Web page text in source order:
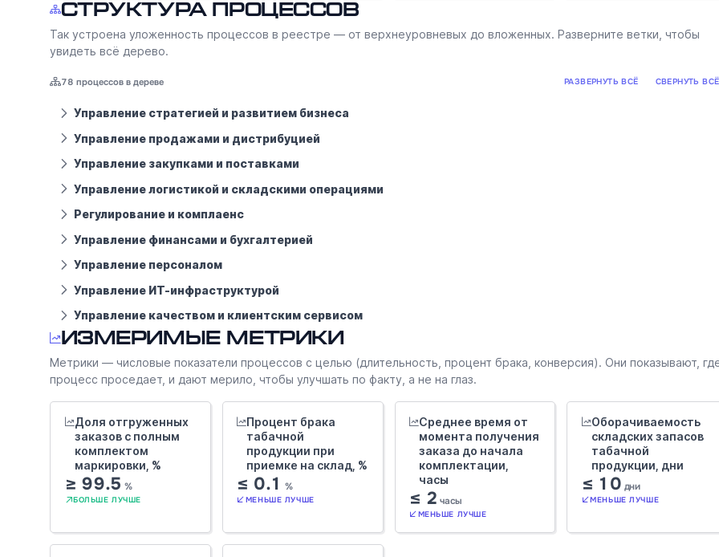
Структура процессов
Так устроена уложенность процессов в реестре — от верхнеуровневых до вложенных. Разверните ветки, чтобы
увидеть всё дерево.
78 процессов в дереве РАЗВЕРНУТЬ ВСЁ СВЕРНУТЬ ВСЁ
Управление стратегией и развитием бизнеса
Управление продажами и дистрибуцией
Управление закупками и поставками
Управление логистикой и складскими операциями
Регулирование и комплаенс
Управление финансами и бухгалтерией
Управление персоналом
Управление ИТ-инфраструктурой
Управление качеством и клиентским сервисом
Измеримые метрики
Метрики — числовые показатели процессов с целью (длительность, процент брака, конверсия). Они показывают,
процесс проседает, и дают мерило, чтобы улучшать по факту, а не на глаз.
Доля отгруженных
заказов с полным
комплектом
маркировки, %
≥ 99.5 %
БОЛЬШЕ ЛУЧШЕ
Процент брака
табачной
продукции при
приемке на склад, %
≤ 0.1 %
МЕНЬШЕ ЛУЧШЕ
Среднее время от
момента получения
заказа до начала
комплектации,
часы
≤ 2 часы
МЕНЬШЕ ЛУЧШЕ
Оборачиваемость
складских запасов
табачной
продукции, дни
≤ 10 дни
МЕНЬШЕ ЛУЧШЕ